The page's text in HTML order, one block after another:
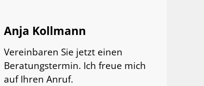
Anja Kollmann
Vereinbaren Sie jetzt einen
Beratungstermin. Ich freue mich
auf Ihren Anruf.